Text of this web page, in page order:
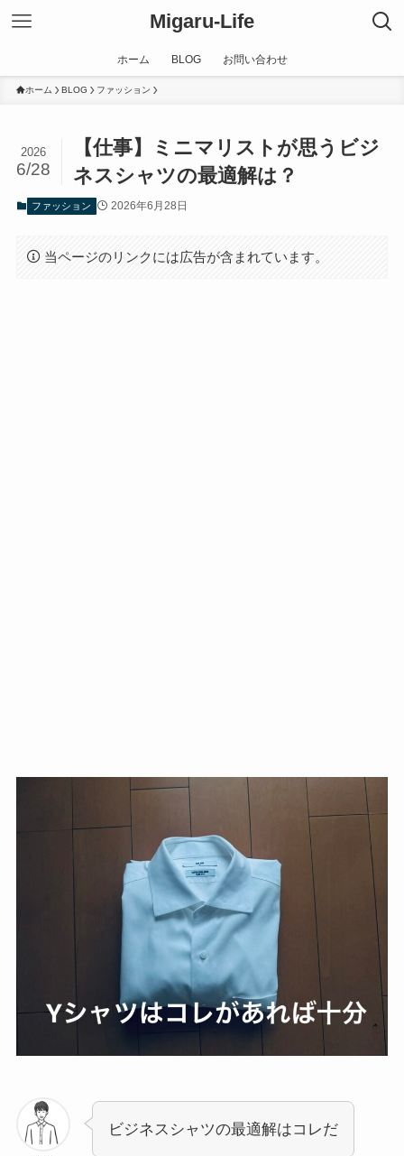
Migaru-Life
ホーム BLOG お問い合わせ
ホーム BLOG ファッション
【仕事】ミニマリストが思うビジ
ネスシャツの最適解は？
2026
6/28
ファッション 2026年6月28日
当ページのリンクには広告が含まれています。
ビジネスシャツの最適解はコレだ